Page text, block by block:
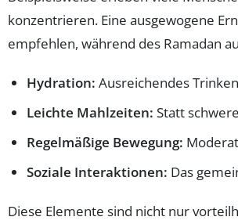
konzentrieren. Eine ausgewogene
empfehlen, während des Ramadan
Hydration: Ausreichendes
Leichte Mahlzeiten: Statt
Regelmäßige Bewegung:
Soziale Interaktionen: Das
Diese Elemente sind nicht nur